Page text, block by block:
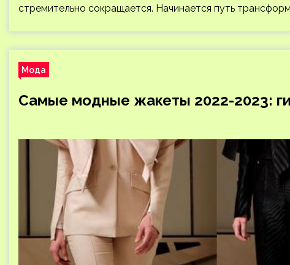
стремительно сокращается. Начинается путь
Мода
Самые модные жакеты 2022-2023: